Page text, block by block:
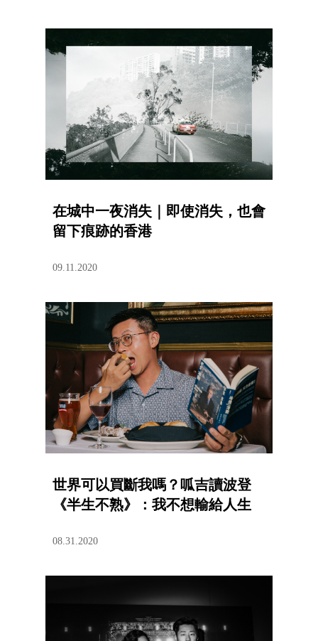
在城中一夜消失｜即使消失，也會
留下痕跡的香港
09.11.2020
世界可以買斷我嗎？呱吉讀波登
《半生不熟》：我不想輸給人生
08.31.2020